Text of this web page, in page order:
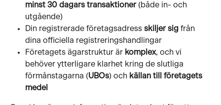
minst 30 dagars transaktioner (både in- och
utgående)
Din registrerade företagsadress skiljer sig från
dina officiella registreringshandlingar
Företagets ägarstruktur är komplex, och vi
behöver ytterligare klarhet kring de slutliga
förmånstagarna (UBOs) och källan till företagets
medel